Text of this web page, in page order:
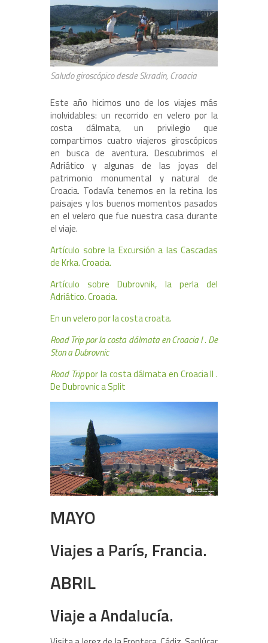
Saludo giroscópico desde Skradin, Croacia
Este año hicimos uno de los viajes más
inolvidables: un recorrido en velero por la
costa dálmata, un privilegio que
compartimos cuatro viajeros giroscópicos
en busca de aventura. Descubrimos el
Adriático y algunas de las joyas del
patrimonio monumental y natural de
Croacia. Todavía tenemos en la retina los
paisajes y los buenos momentos pasados
en el velero que fue nuestra casa durante
el viaje.
Artículo sobre la Excursión a las Cascadas
de Krka. Croacia.
Artículo sobre Dubrovnik, la perla del
Adriático. Croacia.
En un velero por la costa croata.
Road Trip por la costa dálmata en Croacia I . De
Ston a Dubrovnic
Road Trippor la costa dálmata en Croacia II .
De Dubrovnic a Split
MAYO
Viajes a París, Francia.
ABRIL
Viaje a Andalucía.